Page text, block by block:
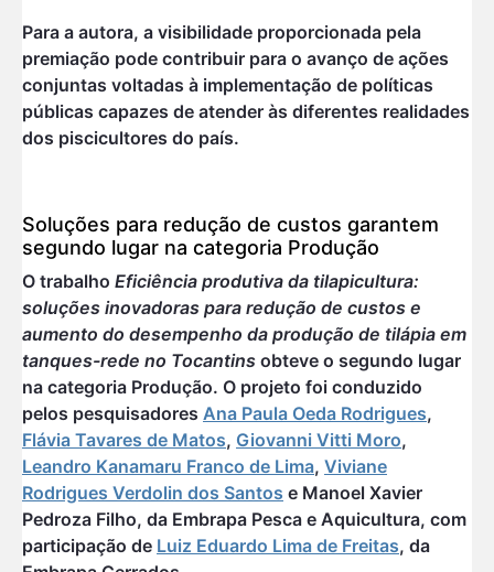
Para a autora, a visibilidade proporcionada pela
premiação pode contribuir para o avanço de ações
conjuntas voltadas à implementação de políticas
públicas capazes de atender às diferentes realidades
dos piscicultores do país.
Soluções para redução de custos garantem
segundo lugar na categoria Produção
O trabalho Eficiência produtiva da tilapicultura:
soluções inovadoras para redução de custos e
aumento do desempenho da produção de tilápia em
tanques-rede no Tocantins obteve o segundo lugar
na categoria Produção. O projeto foi conduzido
pelos pesquisadores Ana Paula Oeda Rodrigues,
Flávia Tavares de Matos, Giovanni Vitti Moro,
Leandro Kanamaru Franco de Lima, Viviane
Rodrigues Verdolin dos Santos e Manoel Xavier
Pedroza Filho, da Embrapa Pesca e Aquicultura, com
participação de Luiz Eduardo Lima de Freitas, da